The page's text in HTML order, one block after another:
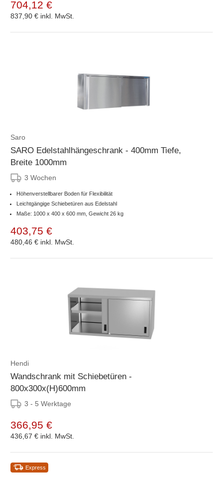
704,12 €
837,90 € inkl. MwSt.
Saro
SARO Edelstahlhängeschrank - 400mm Tiefe,
Breite 1000mm
3 Wochen
Höhenverstellbarer Boden für Flexibilität
Leichtgängige Schiebetüren aus Edelstahl
Maße: 1000 x 400 x 600 mm, Gewicht 26 kg
403,75 €
480,46 € inkl. MwSt.
Hendi
Wandschrank mit Schiebetüren -
800x300x(H)600mm
3 - 5 Werktage
366,95 €
436,67 € inkl. MwSt.
Express